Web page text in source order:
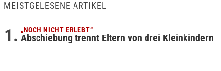
MEISTGELESENE ARTIKEL
„NOCH NICHT ERLEBT“
Abschiebung trennt Eltern von drei Kleinkindern